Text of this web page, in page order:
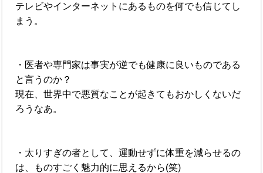
テレビやインターネットにあるものを何でも信じてし
まう。
・医者や専門家は事実が逆でも健康に良いものである
と言うのか？
現在、世界中で悪質なことが起きてもおかしくないだ
ろうなあ。
・太りすぎの者として、運動せずに体重を減らせるの
は、ものすごく魅力的に思えるから(笑)